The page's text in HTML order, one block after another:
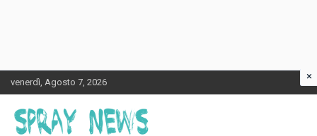
to
content
venerdì, Agosto 7, 2026 ×